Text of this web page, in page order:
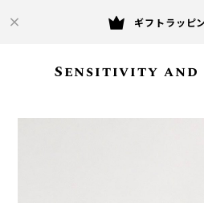
ギフトラッピ
Sensitivity and